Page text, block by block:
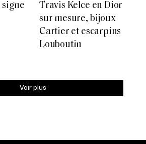
signe
Travis Kelce en Dior
sur mesure, bijoux
Cartier et escarpins
Louboutin
Voir plus